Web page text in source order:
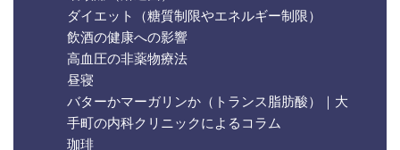
ダイエット（糖質制限やエネルギー制限）
飲酒の健康への影響
高血圧の非薬物療法
昼寝
バターかマーガリンか（トランス脂肪酸）｜大
手町の内科クリニックによるコラム
珈琲